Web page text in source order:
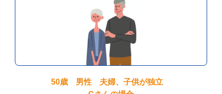
50歳 男性 夫婦、子供が独立